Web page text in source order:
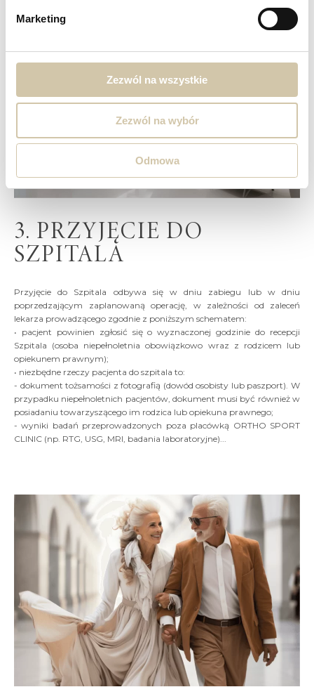
Marketing
Zezwól na wszystkie
Zezwól na wybór
Odmowa
3. PRZYJĘCIE DO
SZPITALA
Przyjęcie do Szpitala odbywa się w dniu zabiegu lub w dniu
poprzedzającym zaplanowaną operację, w zależności od zaleceń
lekarza prowadzącego zgodnie z poniższym schematem:
• pacjent powinien zgłosić się o wyznaczonej godzinie do recepcji
Szpitala (osoba niepełnoletnia obowiązkowo wraz z rodzicem lub
opiekunem prawnym);
• niezbędne rzeczy pacjenta do szpitala to:
- dokument tożsamości z fotografią (dowód osobisty lub paszport). W
przypadku niepełnoletnich pacjentów, dokument musi być również w
posiadaniu towarzyszącego im rodzica lub opiekuna prawnego;
- wyniki badań przeprowadzonych poza placówką ORTHO SPORT
CLINIC (np. RTG, USG, MRI, badania laboratoryjne)...